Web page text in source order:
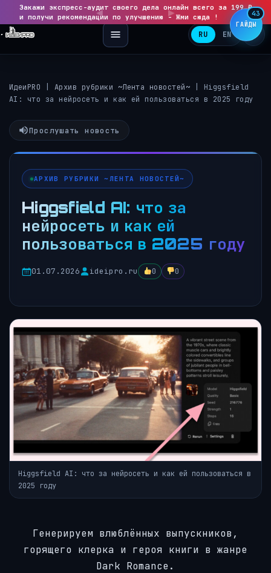
◀
Закажи экспресс-аудит своего дела онлайн всего за 199 ₽
и получи рекомендации по улучшению - Жми сюда !
▶
RU EN
ИдеиPRO Архив рубрики ~Лента новостей~
Higgsfield
AI: что за нейросеть и как ей пользоваться в 2025 году
Прослушать новость
АРХИВ РУБРИКИ ~ЛЕНТА НОВОСТЕЙ~
Higgsfield AI: что за
нейросеть и как ей
пользоваться в 2025 году
01.07.2026 ideipro.ru 0 0
Higgsfield AI: что за нейросеть и как ей пользоваться в
2025 году
Генерируем влюблённых выпускников,
горящего клерка и героя книги в жанре
Dark Romance.
ГАЙДЫ
43